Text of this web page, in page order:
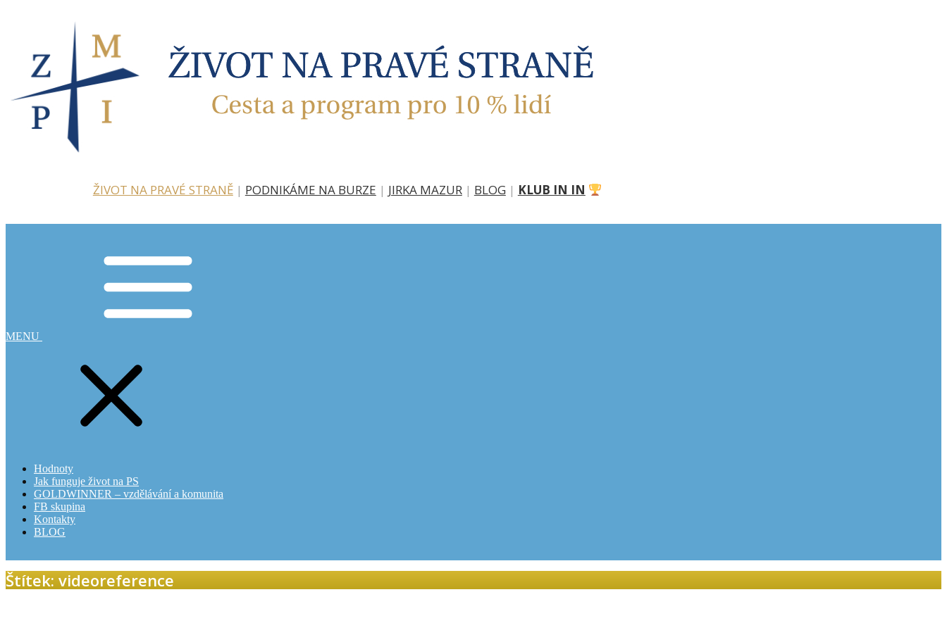
ŽIVOT NA PRAVÉ STRANĚ| PODNIKÁME NA BURZE | JIRKA MAZUR| BLOG | KLUB IN IN
MENU
Hodnoty
Jak funguje život na PS
GOLDWINNER – vzdělávání a komunita
FB skupina
Kontakty
BLOG
Štítek: videoreference